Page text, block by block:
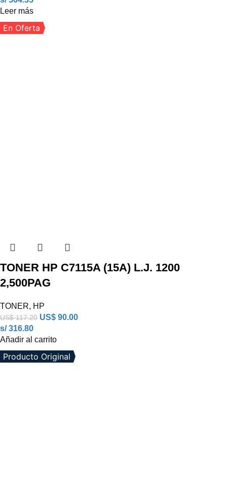
Leer más
En Oferta
TONER HP C7115A (15A) L.J. 1200
2,500PAG
TONER, HP
US$117.20 US$ 90.00
s/ 316.80
Añadir al carrito
Producto Original